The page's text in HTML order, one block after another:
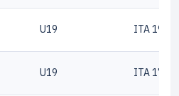
U19 ITA
U19 ITA